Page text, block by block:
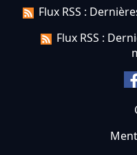
Flux RSS :
Flux RSS :